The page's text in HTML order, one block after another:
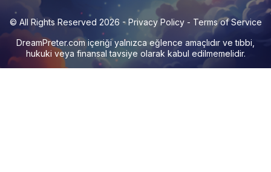
© All Rights Reserved 2026 - Privacy Policy- Terms of Service
DreamPreter.comiçeriği yalnızca eğlence amaçlıdır ve tıbbi,
hukuki veya finansal tavsiye olarak kabul edilmemelidir.